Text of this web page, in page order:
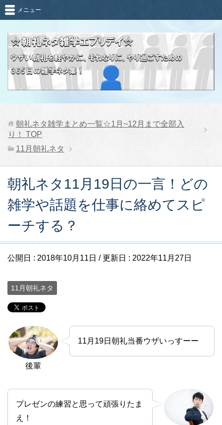
メニュー
朝礼ネタ雑学まとめ一覧☆1月~12月まで全部入
り！
TOP
11月朝礼ネタ
朝礼ネタ11月19日の一言！どの
雑学や話題を仕事に絡めてスピ
ーチする？
公開日 : 2018年10月11日 / 更新日 : 2022年11月27日
11月朝礼ネタ
後輩
11月19日朝礼当番ウザいっすーー
プレゼンの練習と思って頑張りたま
え！